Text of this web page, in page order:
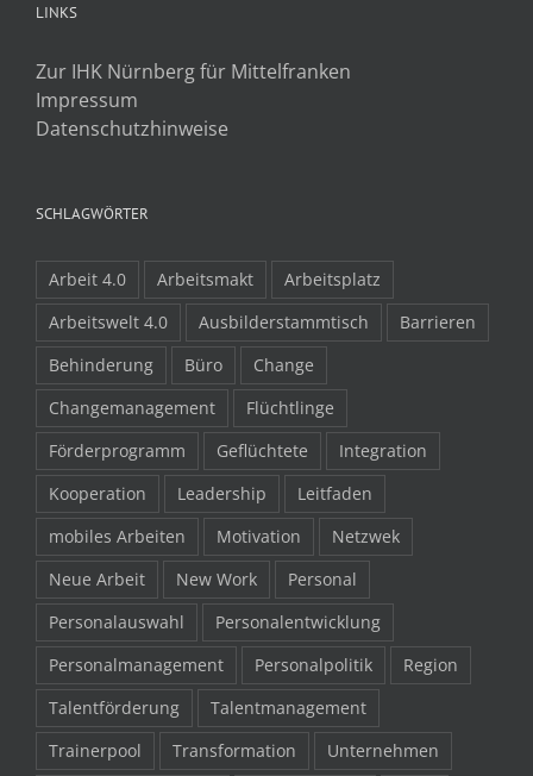
LINKS
Zur IHK Nürnberg für Mittelfranken
Impressum
Datenschutzhinweise
SCHLAGWÖRTER
Arbeit 4.0 Arbeitsmakt
Arbeitsplatz
Arbeitswelt 4.0
Ausbilderstammtisch
Barrieren
Behinderung
Büro
Change
Changemanagement
Flüchtlinge
Förderprogramm
Geflüchtete
Integration
Kooperation
Leadership
Leitfaden
mobiles Arbeiten
Motivation
Netzwek
Neue Arbeit
New Work
Personal
Personalauswahl
Personalentwicklung
Personalmanagement
Personalpolitik
Region
Talentförderung
Talentmanagement
Trainerpool
Transformation Unternehmen